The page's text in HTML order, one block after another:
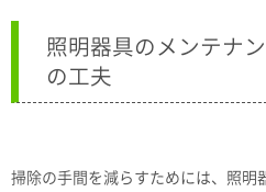
照明器具のメンテナ
の工夫
掃除の手間を減らすためには、照明